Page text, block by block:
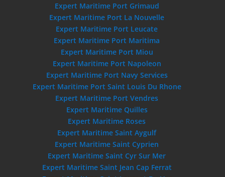
Expert Maritime Port Grimaud
Expert Maritime Port La Nouvelle
Expert Maritime Port Leucate
Expert Maritime Port Maritima
Expert Maritime Port Miou
Expert Maritime Port Napoleon
Expert Maritime Port Navy Services
Expert Maritime Port Saint Louis Du Rhone
Expert Maritime Port Vendres
Expert Maritime Quilles
Expert Maritime Roses
Expert Maritime Saint Aygulf
Expert Maritime Saint Cyprien
Expert Maritime Saint Cyr Sur Mer
Expert Maritime Saint Jean Cap Ferrat